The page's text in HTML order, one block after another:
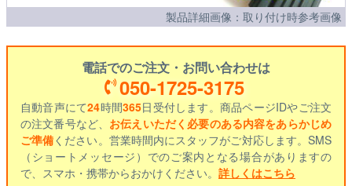
製品詳細画像：取り付け時参考画像
電話でのご注文・お問い合わせは
050-1725-3175
自動音声にて24時間365日受付します。商品ページIDやご注文
の注文番号など、 お伝えいただく必要のある内容をあらかじめ
ご準備ください。営業時間内にスタッフがご対応します。SMS
（ショートメッセージ）でのご案内となる場合がありますの
で、スマホ・携帯からおかけください。 詳しくはこちら